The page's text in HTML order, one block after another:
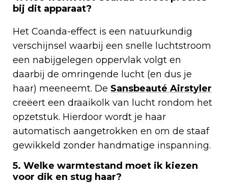
bij dit apparaat?
Het Coanda-effect is een natuurkundig
verschijnsel waarbij een snelle luchtstroom
een nabijgelegen oppervlak volgt en
daarbij de omringende lucht (en dus je
haar) meeneemt. De Sansbeauté Airstyler
creëert een draaikolk van lucht rondom het
opzetstuk. Hierdoor wordt je haar
automatisch aangetrokken en om de staaf
gewikkeld zonder handmatige inspanning.
5. Welke warmtestand moet ik kiezen
voor dik en stug haar?